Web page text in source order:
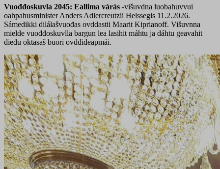
Vuođđoskuvla 2045: Eallima várás -višuvdna luobahuvvui
oahpahusminister Anders Adlercreutzii Helssegis 11.2.2026.
Sámedikki dilálašvuođas ovddastii Maarit Kiprianoff. Višuvnna
mielde vuođđoskuvlla bargun lea lasihit máhtu ja dáhtu geavahit
dieđu oktasaš buori ovddideapmái.